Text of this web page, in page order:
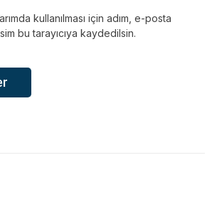
kullanılması için adım, e-posta
bu tarayıcıya kaydedilsin.